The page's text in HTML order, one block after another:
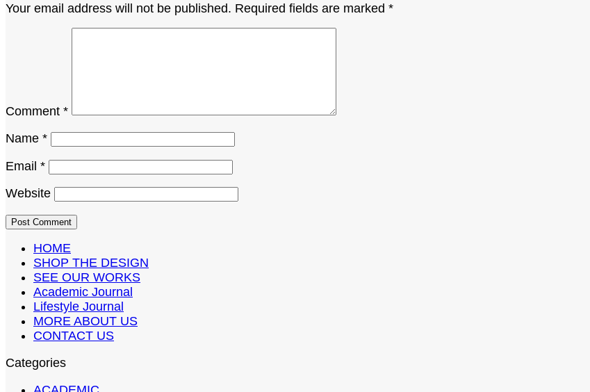
Your email address will not be published. Required fields are marked *
Comment *
Name *
Email *
Website
HOME
SHOP THE DESIGN
SEE OUR WORKS
Academic Journal
Lifestyle Journal
MORE ABOUT US
CONTACT US
Categories